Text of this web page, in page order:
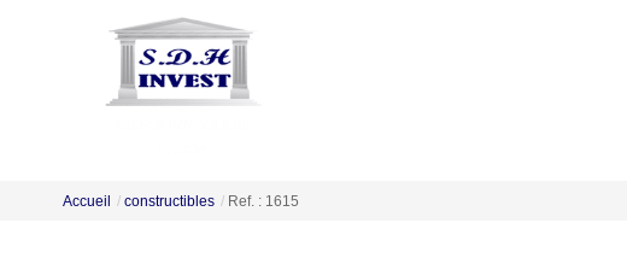
Accueil constructibles Ref. : 1615